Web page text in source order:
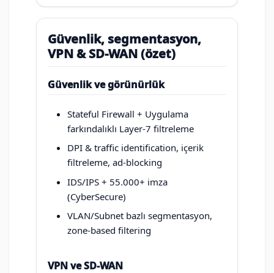
Güvenlik, segmentasyon,
VPN & SD-WAN (özet)
Güvenlik ve görünürlük
Stateful Firewall + Uygulama
farkındalıklı Layer-7 filtreleme
DPI & traffic identification, içerik
filtreleme, ad-blocking
IDS/IPS + 55.000+ imza
(CyberSecure)
VLAN/Subnet bazlı segmentasyon,
zone-based filtering
VPN ve SD-WAN